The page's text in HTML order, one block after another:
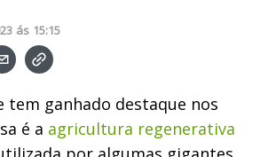
ás 15:15
tem ganhado destaque nos
é a agricultura regenerativa